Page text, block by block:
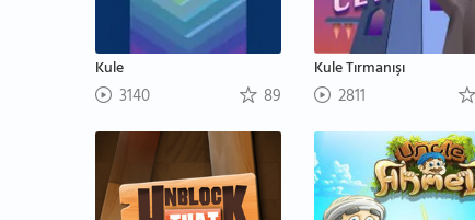
Kule
3140 89
Kule Tırmanışı
2811